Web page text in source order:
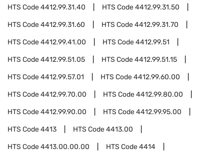
HTS Code4412.99.31.40 HTS Code4412.99.31.50
HTS Code4412.99.31.60 HTS Code4412.99.31.70
HTS Code4412.99.41.00 HTS Code4412.99.51
HTS Code4412.99.51.05 HTS Code4412.99.51.15
HTS Code4412.99.57.01 HTS Code4412.99.60.00
HTS Code4412.99.70.00 HTS Code4412.99.80.00
HTS Code4412.99.90.00 HTS Code4412.99.95.00
HTS Code4413 HTS Code4413.00
HTS Code4413.00.00.00 HTS Code4414